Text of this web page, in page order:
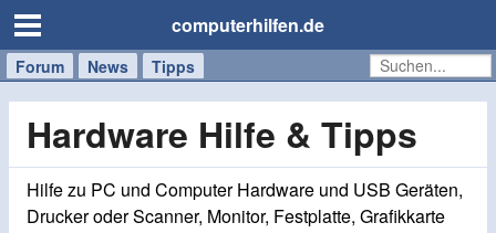
computerhilfen.de
Forum News Tipps
Handy
Windows
Mac
Hardware Hilfe & Tipps
Hilfe zu PC und Computer Hardware und USB Geräten,
Drucker oder Scanner, Monitor, Festplatte, Grafikkarte